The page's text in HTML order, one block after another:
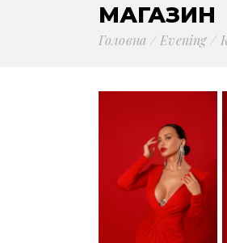
МАГАЗИН
Головна Evening